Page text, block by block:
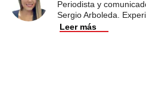
Periodista y
Sergio Arboleda.
Leer más